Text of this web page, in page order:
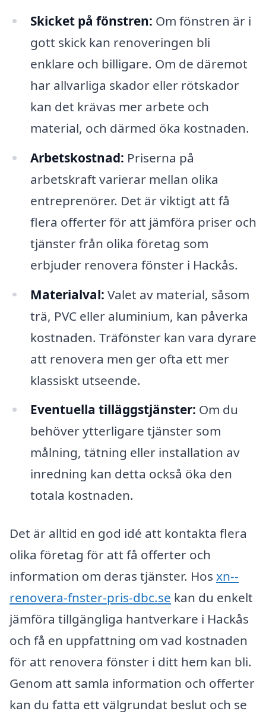
Skicket på fönstren: Om fönstren är i
gott skick kan renoveringen bli
enklare och billigare. Om de däremot
har allvarliga skador eller rötskador
kan det krävas mer arbete och
material, och därmed öka kostnaden.
Arbetskostnad: Priserna på
arbetskraft varierar mellan olika
entreprenörer. Det är viktigt att få
flera offerter för att jämföra priser och
tjänster från olika företag som
erbjuder renovera fönster i Hackås.
Materialval: Valet av material, såsom
trä, PVC eller aluminium, kan påverka
kostnaden. Träfönster kan vara dyrare
att renovera men ger ofta ett mer
klassiskt utseende.
Eventuella tilläggstjänster: Om du
behöver ytterligare tjänster som
målning, tätning eller installation av
inredning kan detta också öka den
totala kostnaden.
Det är alltid en god idé att kontakta flera
olika företag för att få offerter och
information om deras tjänster. Hos xn--
renovera-fnster-pris-dbc.se kan du enkelt
jämföra tillgängliga hantverkare i Hackås
och få en uppfattning om vad kostnaden
för att renovera fönster i ditt hem kan bli.
Genom att samla information och offerter
kan du fatta ett välgrundat beslut och se